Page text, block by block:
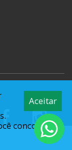
Aceitar
concorda